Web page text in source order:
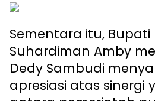
Sementara itu, Bupati
Suhardiman Amby
Dedy Sambudi
apresiasi atas sinergi